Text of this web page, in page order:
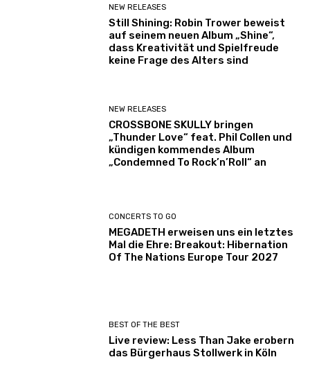
NEW RELEASES
Still Shining: Robin Trower beweist
auf seinem neuen Album „Shine“,
dass Kreativität und Spielfreude
keine Frage des Alters sind
NEW RELEASES
CROSSBONE SKULLY bringen
„Thunder Love“ feat. Phil Collen und
kündigen kommendes Album
„Condemned To Rock’n’Roll“ an
CONCERTS TO GO
MEGADETH erweisen uns ein letztes
Mal die Ehre: Breakout: Hibernation
Of The Nations Europe Tour 2027
BEST OF THE BEST
Live review: Less Than Jake erobern
das Bürgerhaus Stollwerk in Köln